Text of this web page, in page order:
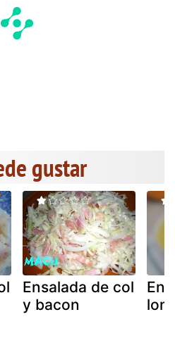
gustar
Ensalada de col
y bacon